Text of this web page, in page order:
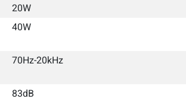
20W
40W
70Hz-20kHz
83dB